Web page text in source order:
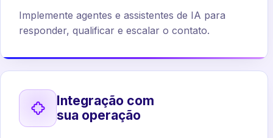
Implemente agentes e assistentes de IA para
responder, qualificar e escalar o contato.
Integração com
sua operação